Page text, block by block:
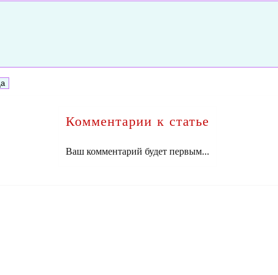
Комментарии к статье
Ваш комментарий будет первым...